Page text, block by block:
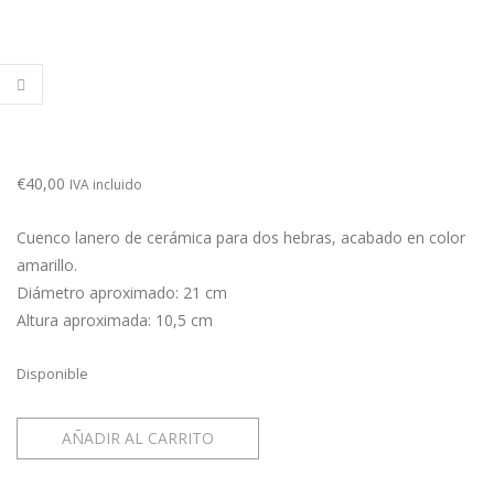
€40,00 IVA incluido
Cuenco lanero de cerámica para dos hebras, acabado en color
amarillo.
Diámetro aproximado: 21 cm
Altura aproximada: 10,5 cm
Disponible
Cuenco
lanero
para
AÑADIR AL CARRITO